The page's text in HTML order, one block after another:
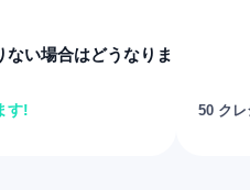
い場合はどうなりま
す! 50 クレ